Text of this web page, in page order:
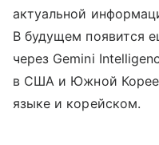
актуальной
В будущем появится
через Gemini
в США и Южной Корее
языке и корейском.